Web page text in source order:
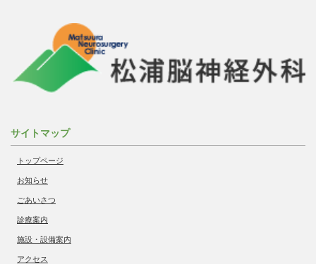
サイトマップ
トップページ
お知らせ
ごあいさつ
診療案内
施設・設備案内
アクセス